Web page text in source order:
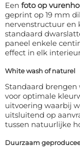
Een foto op
geprint op 19 mm
nervenstructuur en
standaard
paneel enkele
effect in elk
White wash of naturel
Standaard brengen
voor optimale
uitvoering waarbij
uitsluitend op
tussen natuurlijke
Duurzaam